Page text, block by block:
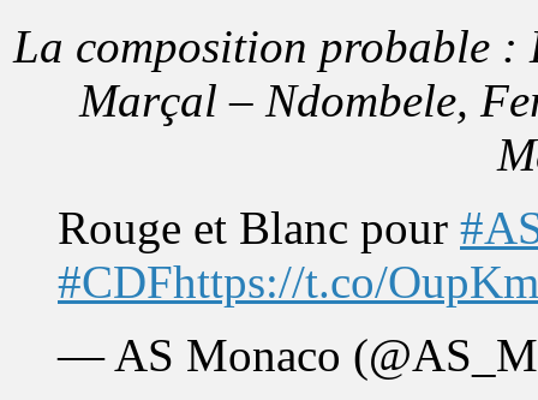
La composition probable :
Marçal – Ndombele,
Rouge et Blanc pour
#CDFhttps://t.co/
— AS Monaco